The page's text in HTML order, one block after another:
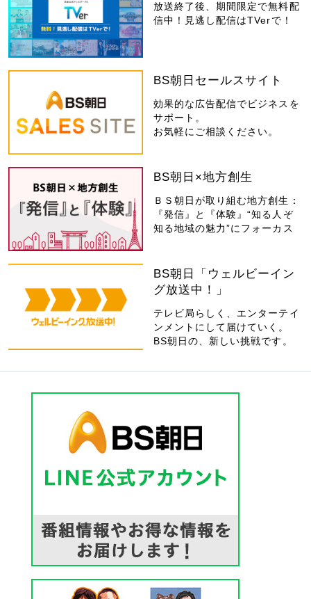
放送終了後、期間限定で無料配
信中！見逃し配信はTVerで！
BS朝日セールスサイト
効果的な広告配信でビジネスを
サポート。
お気軽にご相談ください。
BS朝日×地方創生
ＢＳ朝日が取り組む地方創生：
『発信』と『体験』“知る人ぞ
知る地域の魅力”にフォーカス
BS朝日「ウェルビーイン
グ放送中！」
テレビ局らしく、エンターテイ
ンメントにして届けていく。
BS朝日の、新しい挑戦です。